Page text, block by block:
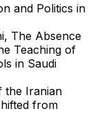
and Politics in
The Absence
Teaching of
in Saudi
the Iranian
from